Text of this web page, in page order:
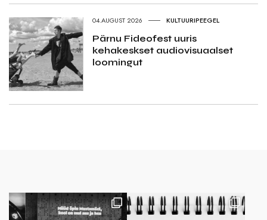
04.AUGUST 2026 KULTUURIPEEGEL
Pärnu Fideofest uuris
kehakeskset audiovisuaalset
loomingut